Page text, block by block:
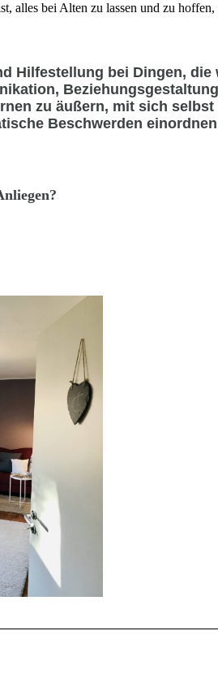
alles bei Alten zu lassen und zu
Hilfestellung bei Dingen, die
zu äußern, mit sich selbst
Beschwerden